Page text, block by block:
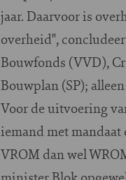
jaar. Daarvoor is
overheid",
Bouwfonds (VVD),
Bouwplan (SP);
Voor de uitvoering
iemand met
VROM dan wel